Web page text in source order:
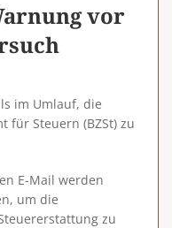
vor
im Umlauf, die
für Steuern (BZSt) zu
E-Mail werden
um die
zu